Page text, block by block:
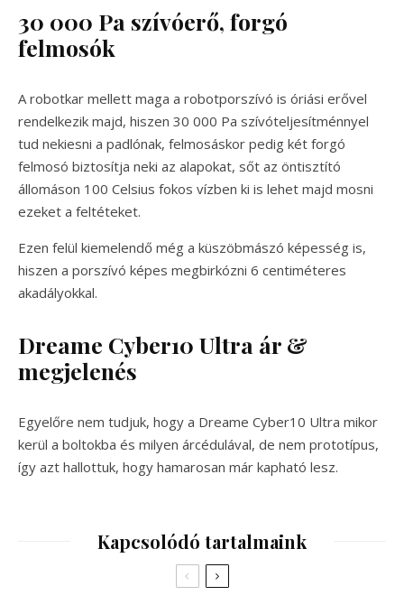
30 000 Pa szívóerő, forgó
felmosók
A robotkar mellett maga a robotporszívó is óriási erővel
rendelkezik majd, hiszen 30 000 Pa szívóteljesítménnyel
tud nekiesni a padlónak, felmosáskor pedig két forgó
felmosó biztosítja neki az alapokat, sőt az öntisztító
állomáson 100 Celsius fokos vízben ki is lehet majd mosni
ezeket a feltéteket.
Ezen felül kiemelendő még a küszöbmászó képesség is,
hiszen a porszívó képes megbirkózni 6 centiméteres
akadályokkal.
Dreame Cyber10 Ultra ár &
megjelenés
Egyelőre nem tudjuk, hogy a Dreame Cyber10 Ultra mikor
kerül a boltokba és milyen árcédulával, de nem prototípus,
így azt hallottuk, hogy hamarosan már kapható lesz.
Kapcsolódó tartalmaink